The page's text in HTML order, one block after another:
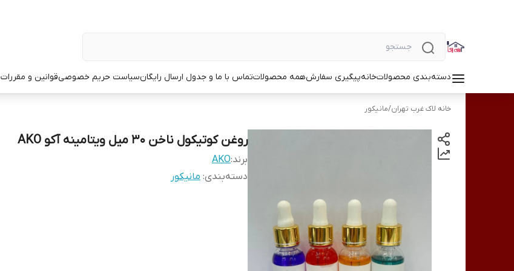
دسته‌بندی محصولاتخانهپیگیری سفارشهمه محصولاتتماس با ما و جدول ارسال رایگانسیاست حریم خصوصیقوانین و مقررات
خانه لاک غرب تهران/مانیکور
روغن کوتیکول ناخن 30 میل ویتامینه آکو AKO
برند:AKO
دسته‌بندی: مانیکور